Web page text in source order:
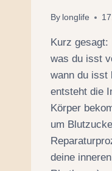
By longlife
Kurz
was du isst
wann du isst
entsteht die
Körper
um
deine